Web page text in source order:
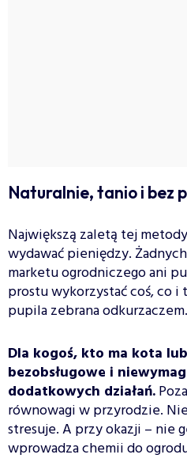
Naturalnie, tanio i bez
Największą zaletą tej
wydawać pieniędzy.
marketu ogrodniczego ani
prostu wykorzystać coś, co i
pupila zebrana odkurzaczem.
Dla kogoś, kto ma kota
bezobsługowe i
dodatkowych działań.
równowagi w przyrodzie.
stresuje. A przy okazji – nie
wprowadza chemii do